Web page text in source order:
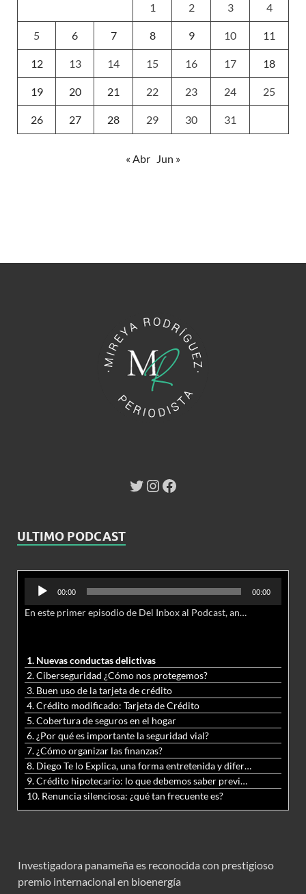
1 2 3 4
5 6 7 8 9 10 11
12 13 14 15 16 17 18
19 20 21 22 23 24 25
26 27 28 29 30 31
« Abr Jun »
ULTIMO PODCAST
Reproductor
audio
00:00 00:00
En este primer episodio de Del Inbox al Podcast, analizamos junto al abogado Jonathan Brown las nuevas conductas delictivas cibernéticas y la necesidad de hacer modificaciones al Código Penal.
1. Nuevas conductas delictivas
2. Ciberseguridad ¿Cómo nos protegemos?
3. Buen uso de la tarjeta de crédito
4. Crédito modificado: Tarjeta de Crédito
5. Cobertura de seguros en el hogar
6. ¿Por qué es importante la seguridad vial?
7. ¿Cómo organizar las finanzas?
8. Diego Te lo Explica, una forma entretenida y diferente de aprender matemáticas y ciencias
9. Crédito hipotecario: lo que debemos saber previo a adquirir nuestra vivienda
10. Renuncia silenciosa: ¿qué tan frecuente es?
Investigadora panameña es reconocida con prestigioso
premio internacional en bioenergía